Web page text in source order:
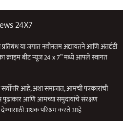
24X7
या जगात नवीनतम अद्यायतने आणि अंतर्दृष्टी
क्राइम बीट न्यूज 24 x 7” मध्ये आपले स्वागत
आहे, अशा समाजात, आमची पत्रकारांची
पुढाकार आणि आमच्या समुदायांचे संरक्षण
देण्यासाठी अथक परिश्रम करते आहे